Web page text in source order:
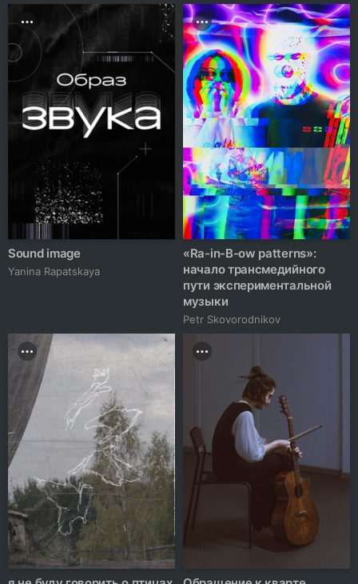
Sound image
Yanina Rapatskaya
«Ra-in-B-ow patterns»:
начало трансмедийного
пути экспериментальной
музыки
Petr Skovorodnikov